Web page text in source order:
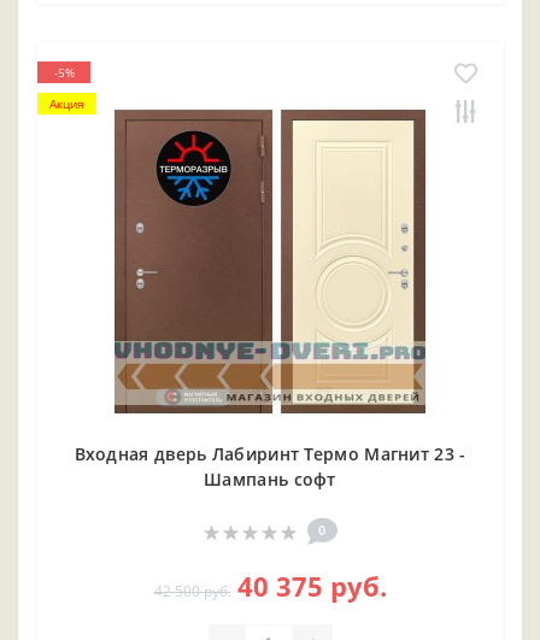
-5%
Акция
Входная дверь Лабиринт Термо Магнит 23 -
Шампань софт
0
42 500 руб. 40 375 руб.